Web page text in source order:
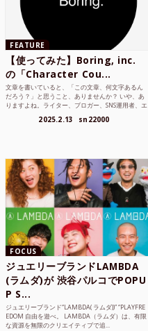
FEATURE
【使ってみた】Boring, inc.
の「Character Cou...
文章を書いていると、「この文章、何文字あるん
だろう？」と思うこと、ありませんか？ いや、あ
りますよね。ライター、ブロガー、SNS運用者、エ
2025.2.13 sn22000
FOCUS
ジュエリーブランドLAMBDA
(ラムダ)が 渋谷パルコでPOPU
P S...
ジュエリーブランド“LAMBDA( ラムダ))” “PLAYFRE
EDOM 自由を遊べ。 LAMBDA（ラムダ）は、有限
な資源を無限のクリエイティブで追...